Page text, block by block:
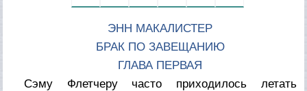
ЭНН МАКАЛИСТЕР
БРАК ПО ЗАВЕЩАНИЮ
ГЛАВА ПЕРВАЯ
Сэму Флетчеру часто приходилось летать